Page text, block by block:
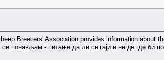
Breeders' Association provides information about
понављам - питање да ли се гаји и негде где би